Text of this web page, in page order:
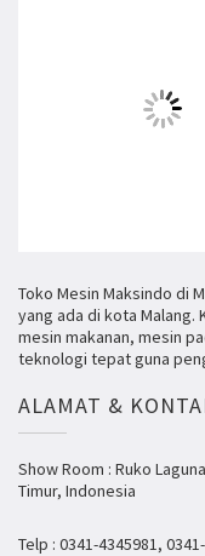
Toko Mesin Maksindo di
yang ada di kota Malang.
mesin makanan, mesin
teknologi tepat guna
ALAMAT &
Show Room : Ruko
Timur, Indonesia
Telp : 0341-4345981,